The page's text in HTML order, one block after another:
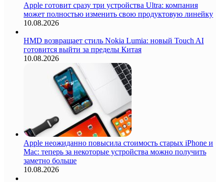
Apple готовит сразу три устройства Ultra: компания
может полностью изменить свою продуктовую линейку
10.08.2026
HMD возвращает стиль Nokia Lumia: новый Touch AI
готовится выйти за пределы Китая
10.08.2026
Apple неожиданно повысила стоимость старых iPhone и
Mac: теперь за некоторые устройства можно получить
заметно больше
10.08.2026